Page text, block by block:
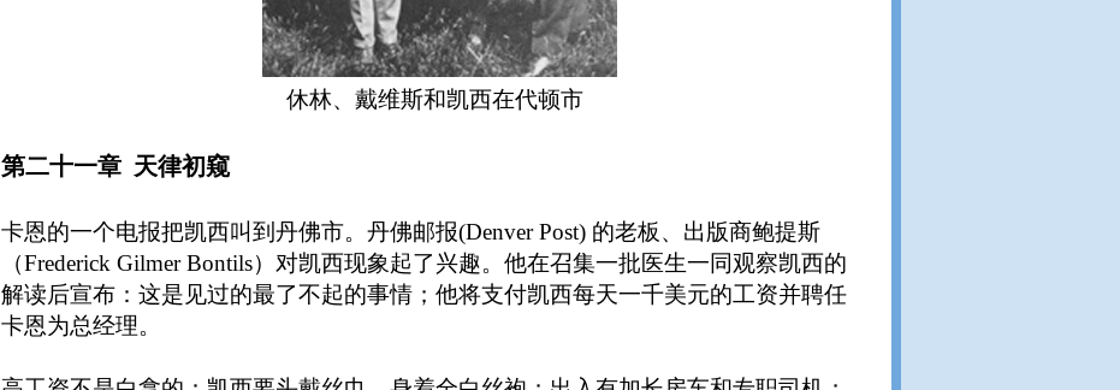
休林、戴维斯和凯西在代顿市
第二十一章 天律初窥
卡恩的一个电报把凯西叫到丹佛市。丹佛邮报(Denver Post) 的老板、出版商鲍提斯
（Frederick Gilmer Bontils）对凯西现象起了兴趣。他在召集一批医生一同观察凯西的
解读后宣布：这是见过的最了不起的事情；他将支付凯西每天一千美元的工资并聘任
卡恩为总经理。